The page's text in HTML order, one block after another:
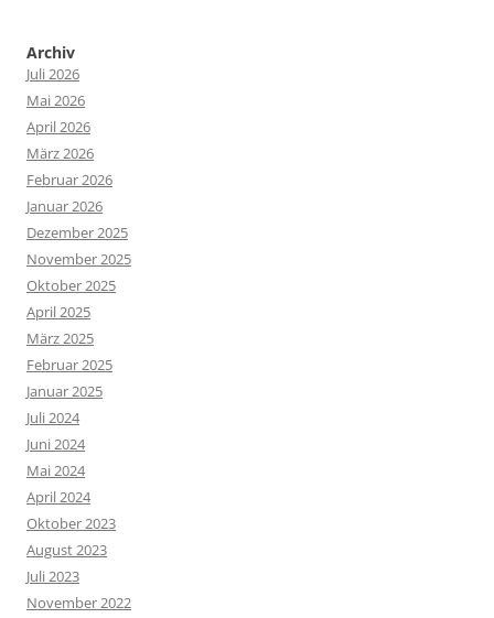
Archiv
Juli 2026
Mai 2026
April 2026
März 2026
Februar 2026
Januar 2026
Dezember 2025
November 2025
Oktober 2025
April 2025
März 2025
Februar 2025
Januar 2025
Juli 2024
Juni 2024
Mai 2024
April 2024
Oktober 2023
August 2023
Juli 2023
November 2022